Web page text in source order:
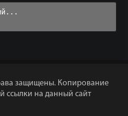
защищены. Копирование
ссылки на данный сайт